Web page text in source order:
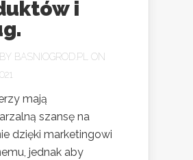
i
BASNIOGROD.PL
ON
mają
szansę na
dzięki marketingowi
jednak aby